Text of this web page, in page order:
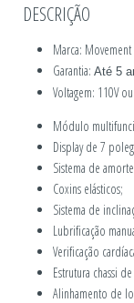
DESCRIÇÃO
Marca: Movement
Garantia: Até 5
Voltagem: 110V
Módulo
Display de 7
Sistema de
Coxins elásticos;
Sistema de
Lubrificação
Verificação
Estrutura chassi
Alinhamento de